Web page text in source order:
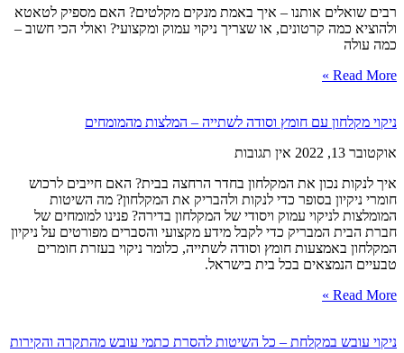
רבים שואלים אותנו – איך באמת מנקים מקלטים? האם מספיק לטאטא
ולהוציא כמה קרטונים, או שצריך ניקוי עמוק ומקצועי? ואולי הכי חשוב –
כמה עולה
Read More »
ניקוי מקלחון עם חומץ וסודה לשתייה – המלצות מהמומחים
אוקטובר 13, 2022
אין תגובות
איך לנקות נכון את המקלחון בחדר הרחצה בבית? האם חייבים לרכוש
חומרי ניקיון בסופר כדי לנקות ולהבריק את המקלחון? מה השיטות
המומלצות לניקוי עמוק ויסודי של המקלחון בדירה? פנינו למומחים של
חברת הבית המבריק כדי לקבל מידע מקצועי והסברים מפורטים על ניקיון
המקלחון באמצעות חומץ וסודה לשתייה, כלומר ניקוי בעזרת חומרים
טבעיים הנמצאים בכל בית בישראל.
Read More »
ניקוי עובש במקלחת – כל השיטות להסרת כתמי עובש מהתקרה והקירות